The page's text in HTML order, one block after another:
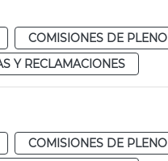
COMISIONES DE PLENO
Y RECLAMACIONES
COMISIONES DE PLENO